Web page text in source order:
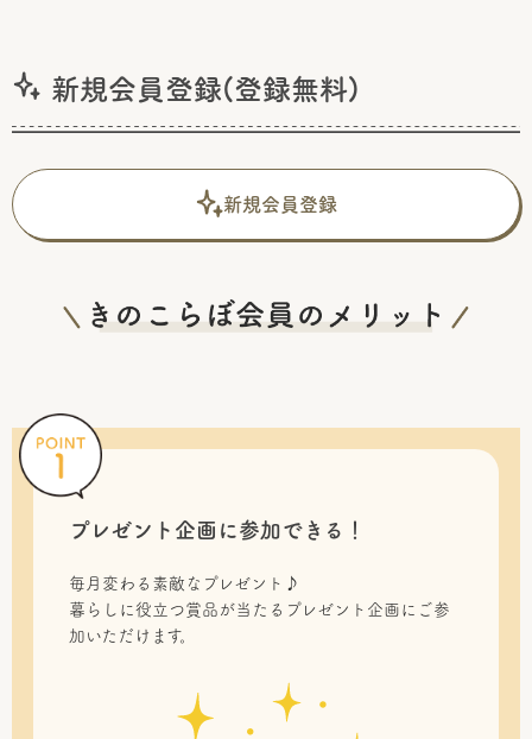
新規会員登録(登録無料)
新規会員登録
プレゼント企画に参加できる！
毎月変わる素敵なプレゼント♪
暮らしに役立つ賞品が当たるプレゼント企画にご参
加いただけます。